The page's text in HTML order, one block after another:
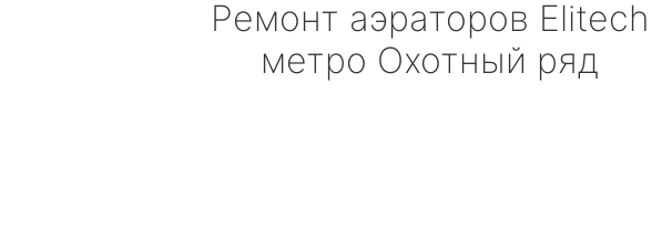
Ремонт аэраторов Elitech
метро Охотный ряд